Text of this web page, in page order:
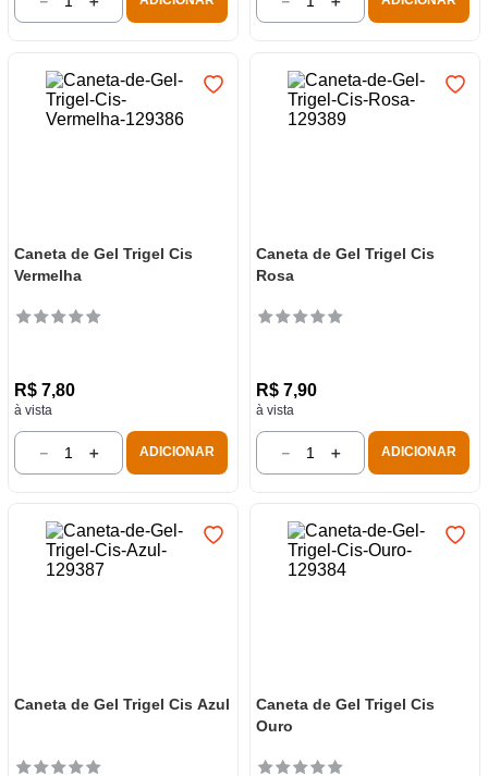
Caneta de Gel Trigel Cis
Vermelha
R$ 7,80
à vista
＋
－ ADICIONAR
Caneta de Gel Trigel Cis
Rosa
R$ 7,90
à vista
＋
－ ADICIONAR
Caneta de Gel Trigel Cis Azul
Caneta de Gel Trigel Cis
Ouro